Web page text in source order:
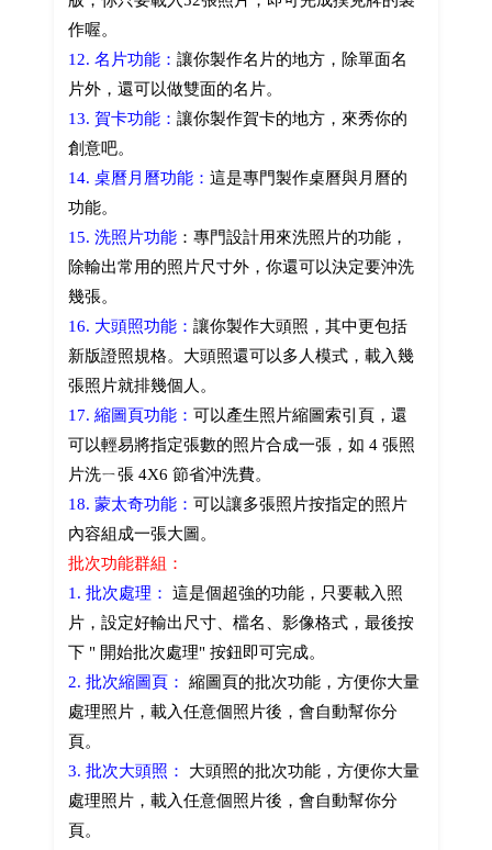
作喔。
12. 名片功能： 讓你製作名片的地方，除單面名
片外，還可以做雙面的名片。
13. 賀卡功能： 讓你製作賀卡的地方，來秀你的
創意吧。
14. 桌曆月曆功能： 這是專門製作桌曆與月曆的
功能。
15. 洗照片功能：專門設計用來洗照片的功能，
除輸出常用的照片尺寸外，你還可以決定要沖洗
幾張。
16. 大頭照功能： 讓你製作大頭照，其中更包括
新版證照規格。大頭照還可以多人模式，載入幾
張照片就排幾個人。
17. 縮圖頁功能： 可以產生照片縮圖索引頁，還
可以輕易將指定張數的照片合成一張，如 4 張照
片洗ㄧ張 4X6 節省沖洗費。
18. 蒙太奇功能： 可以讓多張照片按指定的照片
內容組成一張大圖。
批次功能群組：
1. 批次處理：
這是個超強的功能，只要載入照
片，設定好輸出尺寸、檔名、影像格式，最後按
下 " 開始批次處理" 按鈕即可完成。
2. 批次縮圖頁：
縮圖頁的批次功能，方便你大量
處理照片，載入任意個照片後，會自動幫你分
頁。
3. 批次大頭照：
大頭照的批次功能，方便你大量
處理照片，載入任意個照片後，會自動幫你分
頁。